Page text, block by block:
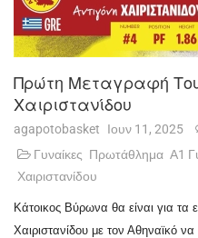
Πρώτη Μεταγραφή
Χαιριστανίδου
agapotobasket Ιουν 11, 2025
Γυναίκες Πρωτάθλημα Α1
Χαιριστανίδου
Κάτοικος Βύρωνα θα είναι για τα
Χαιριστανίδου με τον Αθηναϊκό